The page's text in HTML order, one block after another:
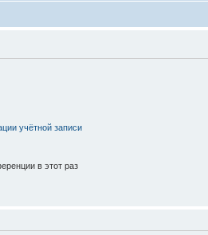
учётной записи
в этот раз